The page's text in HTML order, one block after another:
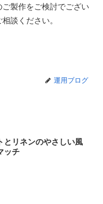
製作をご検討でござい
談ください。
運用ブログ
とリネンのやさしい風
ッチ